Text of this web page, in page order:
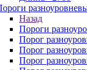
Назад
Пороги
Порог
Порог
Порог